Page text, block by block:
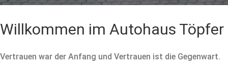
Willkommen im Autohaus Töpfer
Vertrauen war der Anfang und Vertrauen ist die Gegenwart.